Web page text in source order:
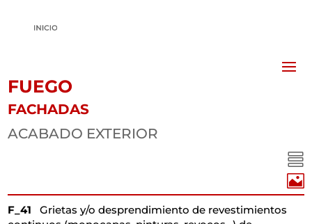
FUEGO
FACHADAS
ACABADO EXTERIOR


F_41
Grietas y/o desprendimiento de revestimientos